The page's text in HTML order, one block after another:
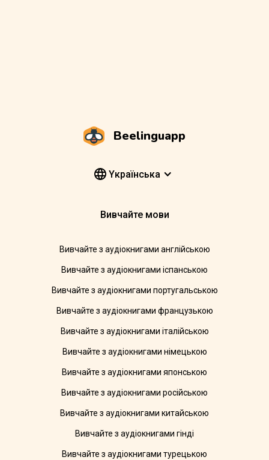
Beelinguapp
Yкраїнська
Вивчайте мови
Вивчайте з аудіокнигами англійською
Вивчайте з аудіокнигами іспанською
Вивчайте з аудіокнигами португальською
Вивчайте з аудіокнигами французькою
Вивчайте з аудіокнигами італійською
Вивчайте з аудіокнигами німецькою
Вивчайте з аудіокнигами японською
Вивчайте з аудіокнигами російською
Вивчайте з аудіокнигами китайською
Вивчайте з аудіокнигами гінді
Вивчайте з аудіокнигами турецькою